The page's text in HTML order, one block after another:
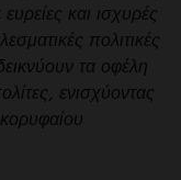
και ισχυρές
πολιτικές
τα οφέλη
ενισχύοντας